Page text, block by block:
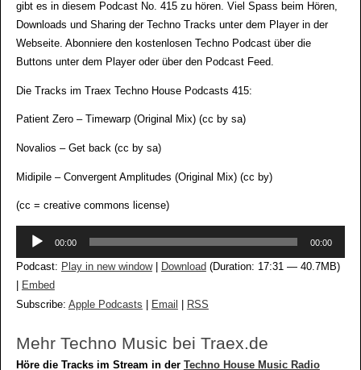
gibt es in diesem Podcast No. 415 zu hören. Viel Spass beim Hören,
Downloads und Sharing der Techno Tracks unter dem Player in der
Webseite. Abonniere den kostenlosen Techno Podcast über die
Buttons unter dem Player oder über den Podcast Feed.
Die Tracks im Traex Techno House Podcasts 415:
Patient Zero – Timewarp (Original Mix) (cc by sa)
Novalios – Get back (cc by sa)
Midipile – Convergent Amplitudes (Original Mix) (cc by)
(cc = creative commons license)
Audio-
00:00 00:00
Podcast: Play in new window| Download (Duration: 17:31 — 40.7MB)
Embed
Subscribe: Apple Podcasts Email RSS
Mehr Techno Music bei Traex.de
Höre die Tracks im Stream in der Techno House Music Radio